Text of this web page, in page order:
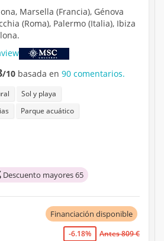
Marsella (Francia), Génova
(Roma), Palermo (Italia), Ibiza
/10 basada en90 comentarios.
Sol y playa
Parque acuático
Descuento mayores 65
Financiación disponible
-6.18% Antes 809 €